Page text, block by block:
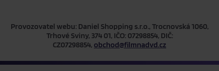
Provozovatel webu: Daniel Shopping s.r.o., Trocnovská 1060,
Trhové Sviny, 374 01, IČO: 07298854, DIČ:
CZ07298854, obchod@filmnadvd.cz